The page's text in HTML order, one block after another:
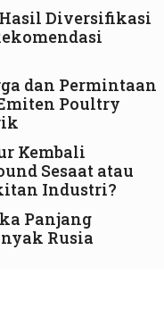
Diversifikasi
dan Permintaan
Poultry
Kembali
Sesaat atau
Industri?
Panjang
Rusia